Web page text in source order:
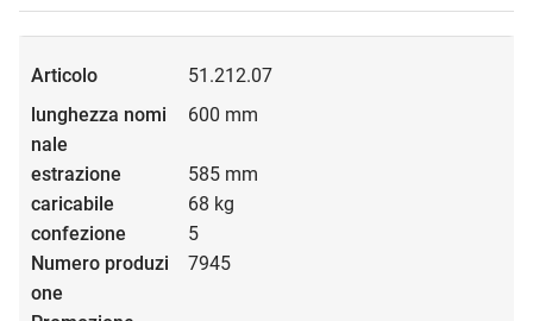
51.212.07
600 mm
585 mm
68 kg
5
7945